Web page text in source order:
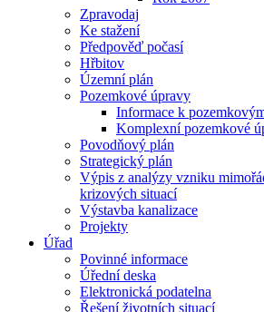
Zpravodaj
Ke stažení
Předpověď počasí
Hřbitov
Územní plán
Pozemkové úpravy
Informace k
Komplexní pozemkové
Povodňový plán
Strategický plán
Výpis z analýzy vzniku
krizových situací
Výstavba kanalizace
Projekty
Úřad
Povinné informace
Úřední deska
Elektronická podatelna
Řešení životních situací